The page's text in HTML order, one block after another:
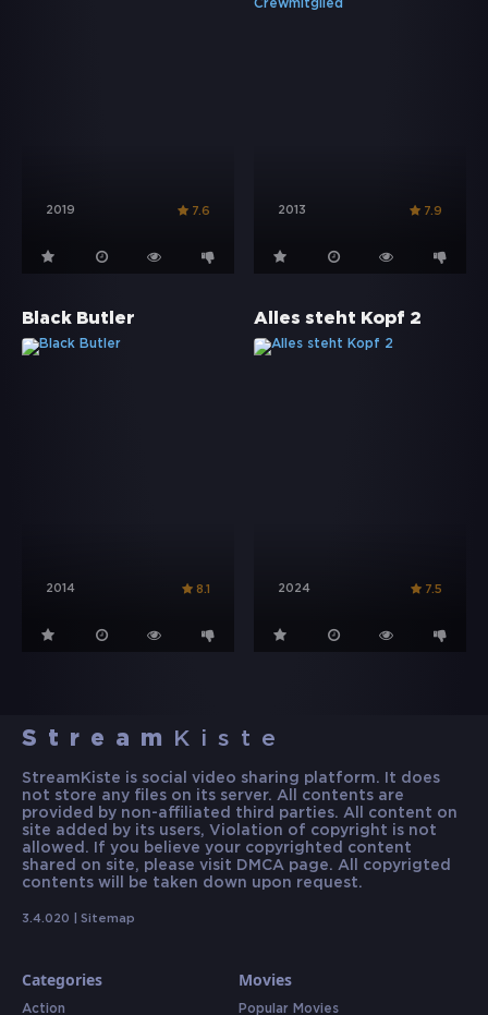
2019 7.6 2013 7.9
Black Butler
2014 8.1
Alles steht Kopf 2
2024 7.5
Stream Kiste
StreamKiste is social video sharing platform. It does
not store any files on its server. All contents are
provided by non-affiliated third parties. All content on
site added by its users, Violation of copyright is not
allowed. If you believe your copyrighted content
shared on site, please visit DMCA page. All copyrigted
contents will be taken down upon request.
3.4.020 | Sitemap
Categories
Action
Movies
Popular Movies